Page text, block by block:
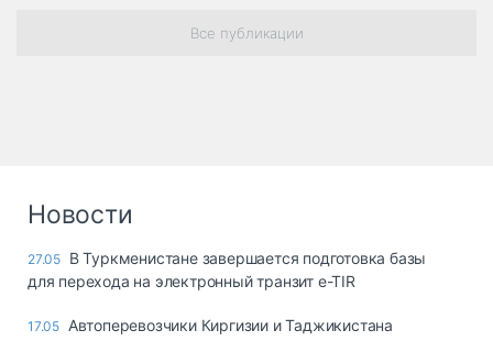
Региональная
логистика
опасные грузы
страхование
Все публикации
Новости
27.05 В Туркменистане завершается подготовка базы
для перехода на электронный транзит e-TIR
17.05 Автоперевозчики Киргизии и Таджикистана